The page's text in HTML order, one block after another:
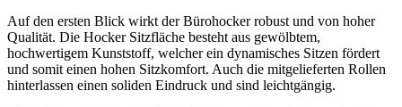
Auf den ersten Blick wirkt der Bürohocker robust und von hoher
Qualität. Die Hocker Sitzfläche besteht aus gewölbtem,
hochwertigem Kunststoff, welcher ein dynamisches Sitzen fördert
und somit einen hohen Sitzkomfort. Auch die mitgelieferten Rollen
hinterlassen einen soliden Eindruck und sind leichtgängig.